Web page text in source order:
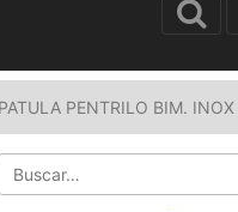
PENTRILO BIM.